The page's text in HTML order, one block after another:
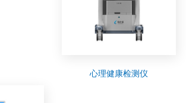
心理健康检测仪